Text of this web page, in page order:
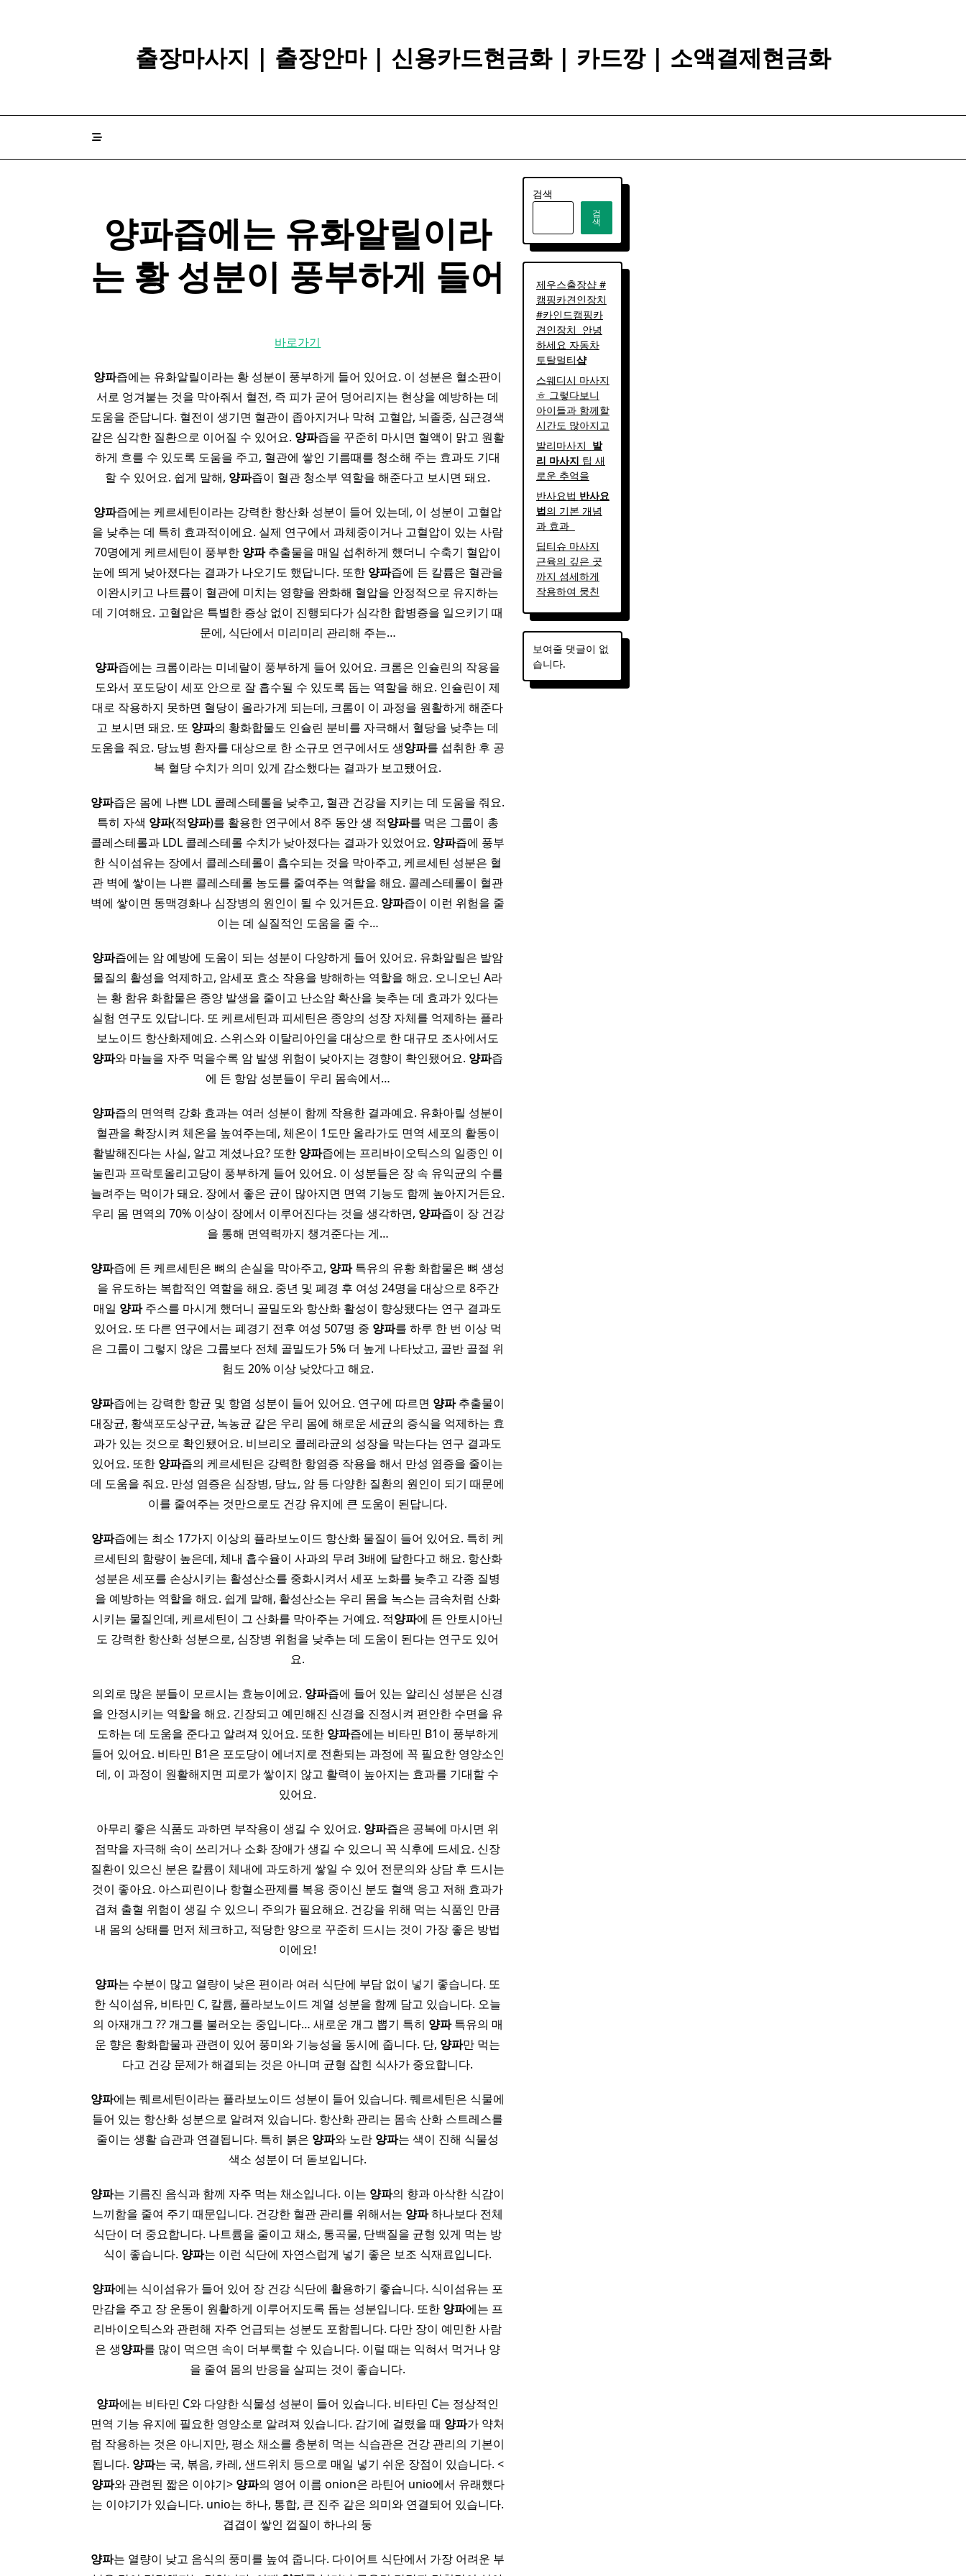
출장마사지 | 출장안마 | 신용카드현금화 | 카드깡 | 소액결제현금화
양파즙에는 유화알릴이라
는 황 성분이 풍부하게 들어
바로가기
양파즙에는 유화알릴이라는 황 성분이 풍부하게 들어 있어요. 이 성분은 혈소판이
서로 엉겨붙는 것을 막아줘서 혈전, 즉 피가 굳어 덩어리지는 현상을 예방하는 데
도움을 준답니다. 혈전이 생기면 혈관이 좁아지거나 막혀 고혈압, 뇌졸중, 심근경색
같은 심각한 질환으로 이어질 수 있어요. 양파즙을 꾸준히 마시면 혈액이 맑고 원활
하게 흐를 수 있도록 도움을 주고, 혈관에 쌓인 기름때를 청소해 주는 효과도 기대
할 수 있어요. 쉽게 말해, 양파즙이 혈관 청소부 역할을 해준다고 보시면 돼요.
양파즙에는 케르세틴이라는 강력한 항산화 성분이 들어 있는데, 이 성분이 고혈압
을 낮추는 데 특히 효과적이에요. 실제 연구에서 과체중이거나 고혈압이 있는 사람
70명에게 케르세틴이 풍부한 양파추출물을 매일 섭취하게 했더니 수축기 혈압이
눈에 띄게 낮아졌다는 결과가 나오기도 했답니다. 또한 양파즙에 든 칼륨은 혈관을
이완시키고 나트륨이 혈관에 미치는 영향을 완화해 혈압을 안정적으로 유지하는
데 기여해요. 고혈압은 특별한 증상 없이 진행되다가 심각한 합병증을 일으키기 때
문에, 식단에서 미리미리 관리해 주는…
양파즙에는 크롬이라는 미네랄이 풍부하게 들어 있어요. 크롬은 인슐린의 작용을
도와서 포도당이 세포 안으로 잘 흡수될 수 있도록 돕는 역할을 해요. 인슐린이 제
대로 작용하지 못하면 혈당이 올라가게 되는데, 크롬이 이 과정을 원활하게 해준다
고 보시면 돼요. 또 양파의 황화합물도 인슐린 분비를 자극해서 혈당을 낮추는 데
도움을 줘요. 당뇨병 환자를 대상으로 한 소규모 연구에서도 생양파를 섭취한 후 공
복 혈당 수치가 의미 있게 감소했다는 결과가 보고됐어요.
양파즙은 몸에 나쁜 LDL 콜레스테롤을 낮추고, 혈관 건강을 지키는 데 도움을 줘요.
특히 자색 양파(적양파)를 활용한 연구에서 8주 동안 생 적양파를 먹은 그룹이 총
콜레스테롤과 LDL 콜레스테롤 수치가 낮아졌다는 결과가 있었어요. 양파즙에 풍부
한 식이섬유는 장에서 콜레스테롤이 흡수되는 것을 막아주고, 케르세틴 성분은 혈
관 벽에 쌓이는 나쁜 콜레스테롤 농도를 줄여주는 역할을 해요. 콜레스테롤이 혈관
벽에 쌓이면 동맥경화나 심장병의 원인이 될 수 있거든요. 양파즙이 이런 위험을 줄
이는 데 실질적인 도움을 줄 수…
양파즙에는 암 예방에 도움이 되는 성분이 다양하게 들어 있어요. 유화알릴은 발암
물질의 활성을 억제하고, 암세포 효소 작용을 방해하는 역할을 해요. 오니오닌 A라
는 황 함유 화합물은 종양 발생을 줄이고 난소암 확산을 늦추는 데 효과가 있다는
실험 연구도 있답니다. 또 케르세틴과 피세틴은 종양의 성장 자체를 억제하는 플라
보노이드 항산화제예요. 스위스와 이탈리아인을 대상으로 한 대규모 조사에서도
양파와 마늘을 자주 먹을수록 암 발생 위험이 낮아지는 경향이 확인됐어요. 양파즙
에 든 항암 성분들이 우리 몸속에서…
양파즙의 면역력 강화 효과는 여러 성분이 함께 작용한 결과예요. 유화아릴 성분이
혈관을 확장시켜 체온을 높여주는데, 체온이 1도만 올라가도 면역 세포의 활동이
활발해진다는 사실, 알고 계셨나요? 또한 양파즙에는 프리바이오틱스의 일종인 이
눌린과 프락토올리고당이 풍부하게 들어 있어요. 이 성분들은 장 속 유익균의 수를
늘려주는 먹이가 돼요. 장에서 좋은 균이 많아지면 면역 기능도 함께 높아지거든요.
우리 몸 면역의 70% 이상이 장에서 이루어진다는 것을 생각하면, 양파즙이 장 건강
을 통해 면역력까지 챙겨준다는 게…
양파즙에 든 케르세틴은 뼈의 손실을 막아주고, 양파특유의 유황 화합물은 뼈 생성
을 유도하는 복합적인 역할을 해요. 중년 및 폐경 후 여성 24명을 대상으로 8주간
매일 양파주스를 마시게 했더니 골밀도와 항산화 활성이 향상됐다는 연구 결과도
있어요. 또 다른 연구에서는 폐경기 전후 여성 507명 중 양파를 하루 한 번 이상 먹
은 그룹이 그렇지 않은 그룹보다 전체 골밀도가 5% 더 높게 나타났고, 골반 골절 위
험도 20% 이상 낮았다고 해요.
양파즙에는 강력한 항균 및 항염 성분이 들어 있어요. 연구에 따르면 양파추출물이
대장균, 황색포도상구균, 녹농균 같은 우리 몸에 해로운 세균의 증식을 억제하는 효
과가 있는 것으로 확인됐어요. 비브리오 콜레라균의 성장을 막는다는 연구 결과도
있어요. 또한 양파즙의 케르세틴은 강력한 항염증 작용을 해서 만성 염증을 줄이는
데 도움을 줘요. 만성 염증은 심장병, 당뇨, 암 등 다양한 질환의 원인이 되기 때문에
이를 줄여주는 것만으로도 건강 유지에 큰 도움이 된답니다.
양파즙에는 최소 17가지 이상의 플라보노이드 항산화 물질이 들어 있어요. 특히 케
르세틴의 함량이 높은데, 체내 흡수율이 사과의 무려 3배에 달한다고 해요. 항산화
성분은 세포를 손상시키는 활성산소를 중화시켜서 세포 노화를 늦추고 각종 질병
을 예방하는 역할을 해요. 쉽게 말해, 활성산소는 우리 몸을 녹스는 금속처럼 산화
시키는 물질인데, 케르세틴이 그 산화를 막아주는 거예요. 적양파에 든 안토시아닌
도 강력한 항산화 성분으로, 심장병 위험을 낮추는 데 도움이 된다는 연구도 있어
요.
의외로 많은 분들이 모르시는 효능이에요. 양파즙에 들어 있는 알리신 성분은 신경
을 안정시키는 역할을 해요. 긴장되고 예민해진 신경을 진정시켜 편안한 수면을 유
도하는 데 도움을 준다고 알려져 있어요. 또한 양파즙에는 비타민 B1이 풍부하게
들어 있어요. 비타민 B1은 포도당이 에너지로 전환되는 과정에 꼭 필요한 영양소인
데, 이 과정이 원활해지면 피로가 쌓이지 않고 활력이 높아지는 효과를 기대할 수
있어요.
아무리 좋은 식품도 과하면 부작용이 생길 수 있어요. 양파즙은 공복에 마시면 위
점막을 자극해 속이 쓰리거나 소화 장애가 생길 수 있으니 꼭 식후에 드세요. 신장
질환이 있으신 분은 칼륨이 체내에 과도하게 쌓일 수 있어 전문의와 상담 후 드시는
것이 좋아요. 아스피린이나 항혈소판제를 복용 중이신 분도 혈액 응고 저해 효과가
겹쳐 출혈 위험이 생길 수 있으니 주의가 필요해요. 건강을 위해 먹는 식품인 만큼
내 몸의 상태를 먼저 체크하고, 적당한 양으로 꾸준히 드시는 것이 가장 좋은 방법
이에요!
양파는 수분이 많고 열량이 낮은 편이라 여러 식단에 부담 없이 넣기 좋습니다. 또
한 식이섬유, 비타민 C, 칼륨, 플라보노이드 계열 성분을 함께 담고 있습니다. 오늘
의 아재개그 ?? 개그를 불러오는 중입니다… 새로운 개그 뽑기 특히 양파특유의 매
운 향은 황화합물과 관련이 있어 풍미와 기능성을 동시에 줍니다. 단, 양파만 먹는
다고 건강 문제가 해결되는 것은 아니며 균형 잡힌 식사가 중요합니다.
양파에는 퀘르세틴이라는 플라보노이드 성분이 들어 있습니다. 퀘르세틴은 식물에
들어 있는 항산화 성분으로 알려져 있습니다. 항산화 관리는 몸속 산화 스트레스를
줄이는 생활 습관과 연결됩니다. 특히 붉은 양파와 노란 양파는 색이 진해 식물성
색소 성분이 더 돋보입니다.
양파는 기름진 음식과 함께 자주 먹는 채소입니다. 이는 양파의 향과 아삭한 식감이
느끼함을 줄여 주기 때문입니다. 건강한 혈관 관리를 위해서는 양파하나보다 전체
식단이 더 중요합니다. 나트륨을 줄이고 채소, 통곡물, 단백질을 균형 있게 먹는 방
식이 좋습니다. 양파는 이런 식단에 자연스럽게 넣기 좋은 보조 식재료입니다.
양파에는 식이섬유가 들어 있어 장 건강 식단에 활용하기 좋습니다. 식이섬유는 포
만감을 주고 장 운동이 원활하게 이루어지도록 돕는 성분입니다. 또한 양파에는 프
리바이오틱스와 관련해 자주 언급되는 성분도 포함됩니다. 다만 장이 예민한 사람
은 생양파를 많이 먹으면 속이 더부룩할 수 있습니다. 이럴 때는 익혀서 먹거나 양
을 줄여 몸의 반응을 살피는 것이 좋습니다.
양파에는 비타민 C와 다양한 식물성 성분이 들어 있습니다. 비타민 C는 정상적인
면역 기능 유지에 필요한 영양소로 알려져 있습니다. 감기에 걸렸을 때 양파가 약처
럼 작용하는 것은 아니지만, 평소 채소를 충분히 먹는 식습관은 건강 관리의 기본이
됩니다. 양파는 국, 볶음, 카레, 샌드위치 등으로 매일 넣기 쉬운 장점이 있습니다. <
양파와 관련된 짧은 이야기> 양파의 영어 이름 onion은 라틴어 unio에서 유래했다
는 이야기가 있습니다. unio는 하나, 통합, 큰 진주 같은 의미와 연결되어 있습니다.
겹겹이 쌓인 껍질이 하나의 둥
양파는 열량이 낮고 음식의 풍미를 높여 줍니다. 다이어트 식단에서 가장 어려운 부
검색
검
색
제우스출장샵 #
캠핑카견인장치
#카인드캠핑카
견인장치 ​ 안녕
하세요 자동차
토탈멀티샵
스웨디시 마사지
ㅎ 그렇다보니
아이들과 함께할
시간도 많아지고
발리마사지 ​ 발
리 마사지 팁 새
로운 추억을
반사요법 반사요
법의 기본 개념
과 효과 ​ ​
딥티슈 마사지
근육의 깊은 곳
까지 섬세하게
작용하여 뭉친
보여줄 댓글이 없
습니다.